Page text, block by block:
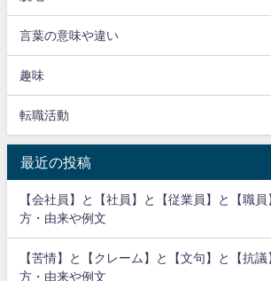
言葉の意味や違い
趣味
転職活動
最近の投稿
【会社員】と【社員】と【従業員】と【職
方・由来や例文
【苦情】と【クレーム】と【文句】と【抗
方・由来や例文